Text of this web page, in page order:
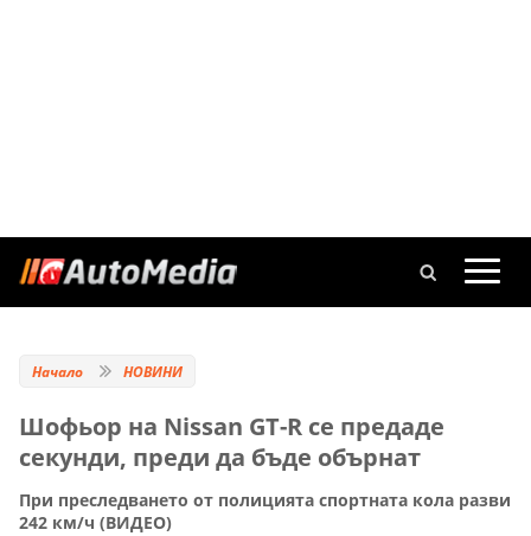
Начало НОВИНИ
Шофьор на Nissan GT-R се предаде
секунди, преди да бъде обърнат
При преследването от полицията спортната кола разви
242 км/ч (ВИДЕО)